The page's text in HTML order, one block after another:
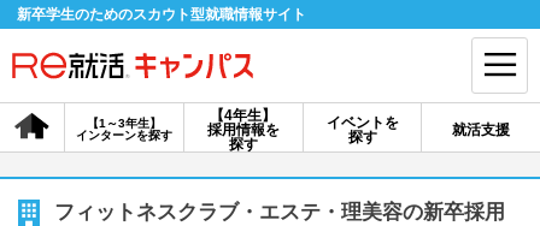
新卒学生のためのスカウト型就職情報サイト
【4年生】
採用情報を
探す
【1～3年生】
インターンを探す
イベントを
探す
就活支援
会員登録 ログイン
会員ID・パスワードを忘れた方はこちら
フィットネスクラブ・エステ・理美容の新卒採用